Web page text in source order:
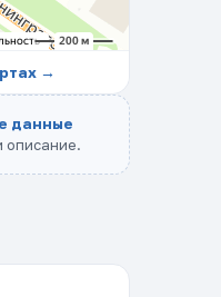
→
данные
описание.